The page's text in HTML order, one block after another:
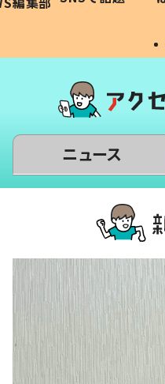
#令和の子
ニュース